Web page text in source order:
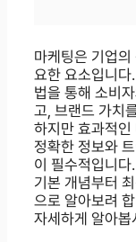
마케팅은 기업
요한 요소입니다
법을 통해 소비
고, 브랜드 가치
하지만 효과적
정확한 정보와
이 필수적입니다
기본 개념부터
으로 알아보려
자세하게 알아봅